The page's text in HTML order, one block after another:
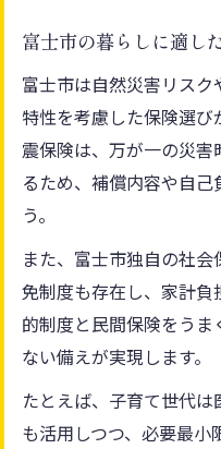
富士市の暮らしに適し
富士市は自然災害リス
特性を考慮した保険選
震保険は、万が一の災
るため、補償内容や自
う。
また、富士市独自の社
免制度も存在し、家計負
的制度と民間保険をう
ない備えが実現します。
たとえば、子育て世代
も活用しつつ、必要最